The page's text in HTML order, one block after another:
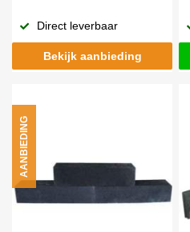
Direct leverbaar
Bekijk aanbieding
AANBIEDING